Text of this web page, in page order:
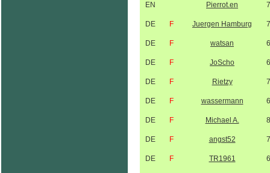
EN Pierrot.en
DE F Juergen Hamburg
DE F watsan
DE F JoScho
DE F Rietzy
DE F wassermann
DE F Michael A.
DE F angst52
DE F TR1961